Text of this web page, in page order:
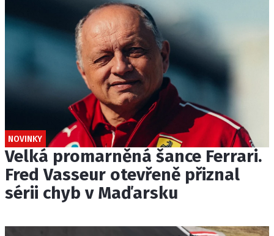
NOVINKY
Velká promarněná šance Ferrari.
Fred Vasseur otevřeně přiznal
sérii chyb v Maďarsku